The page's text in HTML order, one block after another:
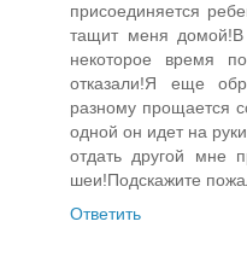
присоединяется
тащит меня
некоторое время
отказали!Я еще
разному прощается
одной он идет на
отдать другой мне
шеи!Подскажите
Ответить